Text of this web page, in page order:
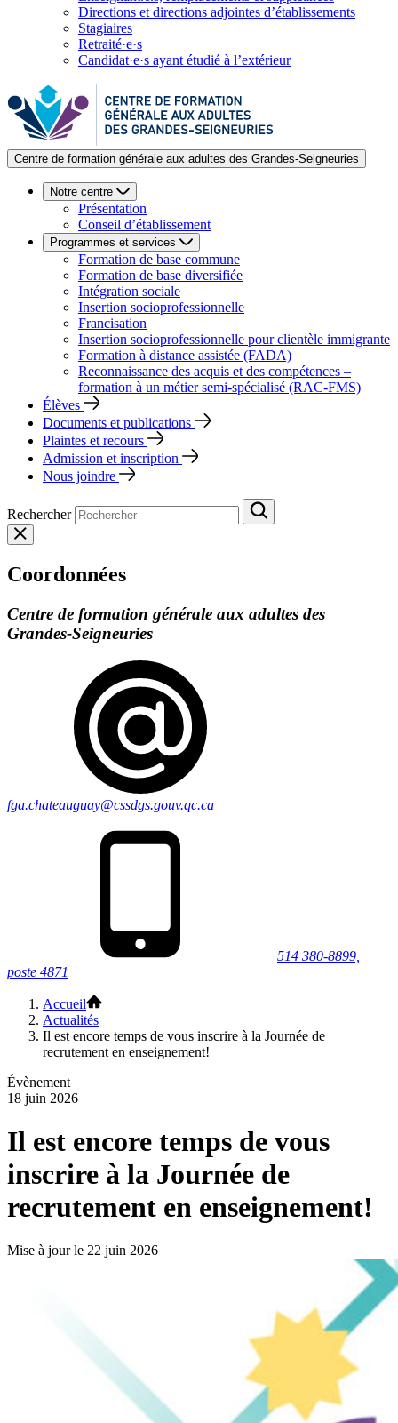
Directions et directions adjointes d’établissements
Stagiaires
Retraité·e·s
Candidat·e·s ayant étudié à l’extérieur
Centre de formation générale aux adultes des Grandes-Seigneuries
Notre centre
Présentation
Conseil d’établissement
Programmes et services
Formation de base commune
Formation de base diversifiée
Intégration sociale
Insertion socioprofessionnelle
Francisation
Insertion socioprofessionnelle pour clientèle immigrante
Formation à distance assistée (FADA)
Reconnaissance des acquis et des compétences –
formation à un métier semi-spécialisé (RAC-FMS)
Élèves
Documents et publications
Plaintes et recours
Admission et inscription
Nous joindre
Rechercher
Coordonnées
Centre de formation générale aux adultes des
Grandes-Seigneuries
fga.chateauguay@cssdgs.gouv.qc.ca
514 380-8899,
poste 4871
Accueil
Actualités
Il est encore temps de vous inscrire à la Journée de
recrutement en enseignement!
Évènement
18 juin 2026
Il est encore temps de vous
inscrire à la Journée de
recrutement en enseignement!
Mise à jour le 22 juin 2026